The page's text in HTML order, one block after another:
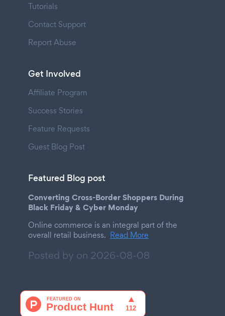
Tutorials
Contact Support
Report Abuse
Get Involved
Affiliate Program
Success Stories
Feature Requests
Guest Blog Post
Featured Blog post
Converting Cross-Border Shoppers During
Black Friday & Cyber Monday
Online commerce is an integral part of the
overall retail business. Read More
Posted by on 2026-08-08